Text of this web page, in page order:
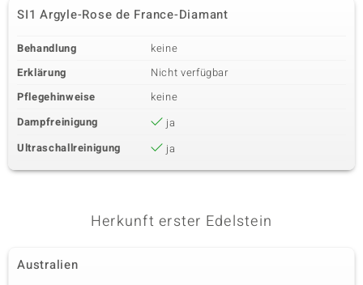
SI1 Argyle-Rose de France-Diamant
Behandlung
keine
Erklärung
Nicht verfügbar
Pflegehinweise
keine
Dampfreinigung
ja
Ultraschallreinigung
ja
Herkunft erster Edelstein
Australien